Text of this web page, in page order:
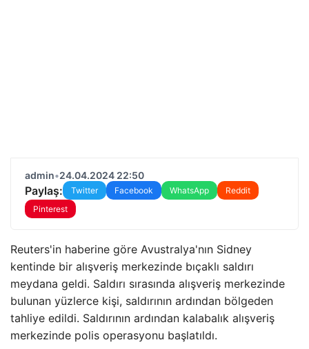
admin•24.04.2024 22:50
Paylaş: Twitter Facebook WhatsApp
Reddit
Pinterest
Reuters'in haberine göre Avustralya'nın Sidney
kentinde bir alışveriş merkezinde bıçaklı saldırı
meydana geldi. Saldırı sırasında alışveriş merkezinde
bulunan yüzlerce kişi, saldırının ardından bölgeden
tahliye edildi. Saldırının ardından kalabalık alışveriş
merkezinde polis operasyonu başlatıldı.